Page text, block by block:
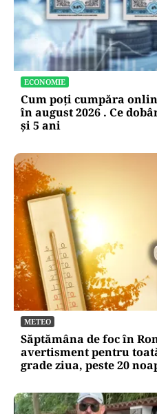
ECONOMIE
Cum poți cumpăra
în august 2026 . Ce
și 5 ani
METEO
Săptămâna de foc în
avertisment pentru
grade ziua, peste 20